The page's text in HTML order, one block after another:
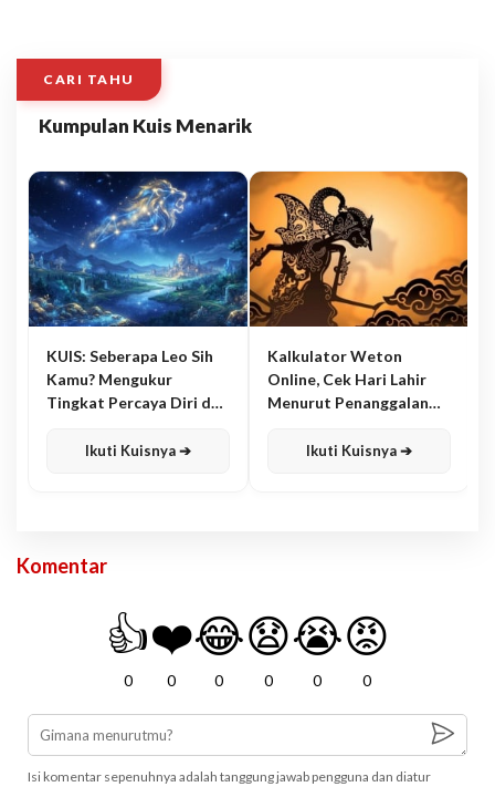
CARI TAHU
Kumpulan Kuis Menarik
KUIS: Seberapa Leo Sih
Kamu? Mengukur
Tingkat Percaya Diri dan
Ikuti Kuisnya ➔
Kalkulator Weton
Online, Cek Hari Lahir
Menurut Penanggalan
Ikuti Kuisnya ➔
Komentar
👍
0
❤️
0
😂
0
😧
0
😭
0
😡
0
Isi komentar sepenuhnya adalah tanggung jawab pengguna dan diatur